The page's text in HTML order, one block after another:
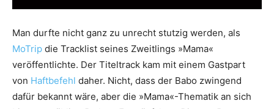
Man durfte nicht ganz zu unrecht stutzig werden, als
MoTrip die Tracklist seines Zweitlings »Mama«
veröffentlichte. Der Titeltrack kam mit einem Gastpart
von Haftbefehl daher. Nicht, dass der Babo zwingend
dafür bekannt wäre, aber die »Mama«-Thematik an sich